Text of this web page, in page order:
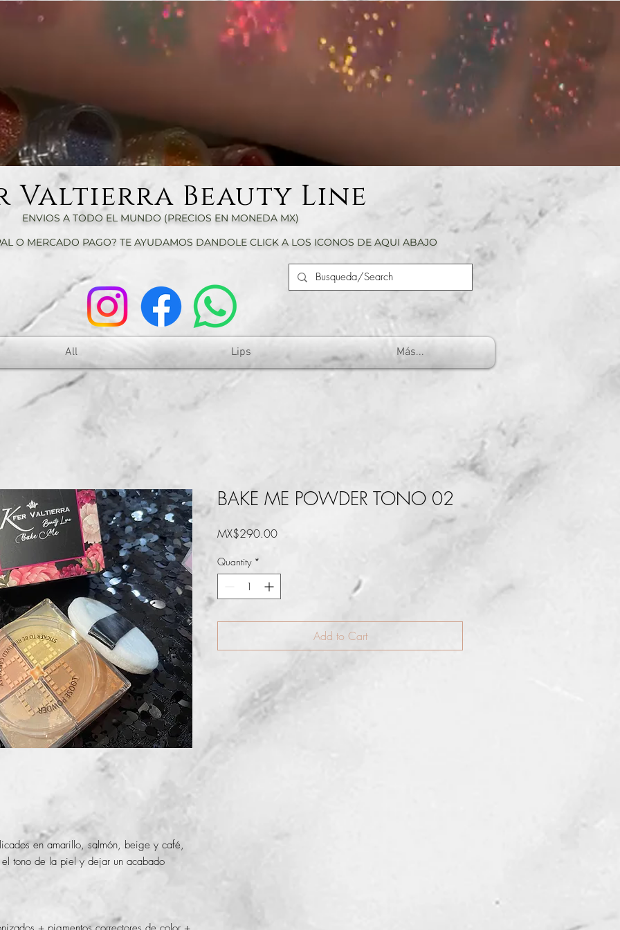
Valtierra Beauty Line
ENVIOS A TODO EL MUNDO (PRECIOS EN MONEDA MX)
O MERCADO PAGO? TE AYUDAMOS DANDOLE CLICK A LOS ICONOS DE AQUI ABAJO
All Lips Más...
en amarillo, salmón, beige y café,
tono de la piel y dejar un acabado
BAKE ME POWDER TONO 02
MX$290.00Price
Quantity *
Add to Cart